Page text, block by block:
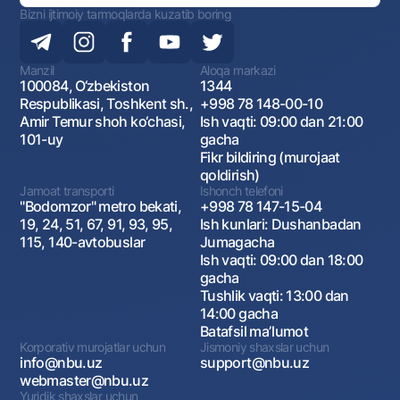
Bizni ijtimoiy tarmoqlarda kuzatib boring
Manzil
100084, O‘zbekiston
Respublikasi, Toshkent sh.,
Amir Temur shoh ko‘chasi,
101-uy
Aloqa markazi
1344
+998 78 148-00-10
Ish vaqti: 09:00 dan 21:00
gacha
Fikr bildiring (murojaat
qoldirish)
Jamoat transporti
"Bodomzor" metro bekati,
19, 24, 51, 67, 91, 93, 95,
115, 140-avtobuslar
Ishonch telefoni
+998 78 147-15-04
Ish kunlari: Dushanbadan
Jumagacha
Ish vaqti: 09:00 dan 18:00
gacha
Tushlik vaqti: 13:00 dan
14:00 gacha
Batafsil maʼlumot
Korporativ murojatlar uchun
info@nbu.uz
webmaster@nbu.uz
Jismoniy shaxslar uchun
support@nbu.uz
Yuridik shaxslar uchun